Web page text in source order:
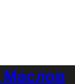
Маслов